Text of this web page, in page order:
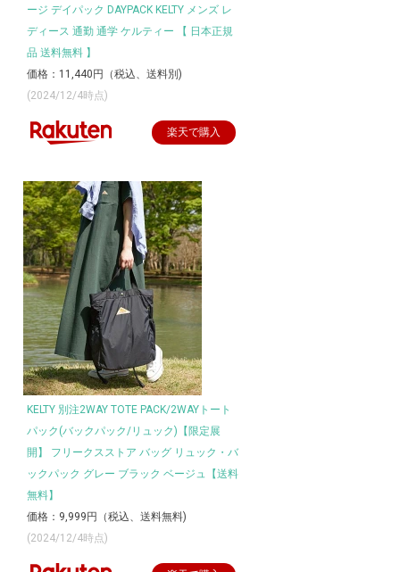
ージ デイパック DAYPACK KELTY メンズ レ
ディース 通勤 通学 ケルティー 【 日本正規
品 送料無料 】
価格：11,440円（税込、送料別)
(2024/12/4時点)
楽天で購入
KELTY 別注2WAY TOTE PACK/2WAYトート
パック(バックパック/リュック)【限定展
開】 フリークスストア バッグ リュック・バ
ックパック グレー ブラック ベージュ【送料
無料】
価格：9,999円（税込、送料無料)
(2024/12/4時点)